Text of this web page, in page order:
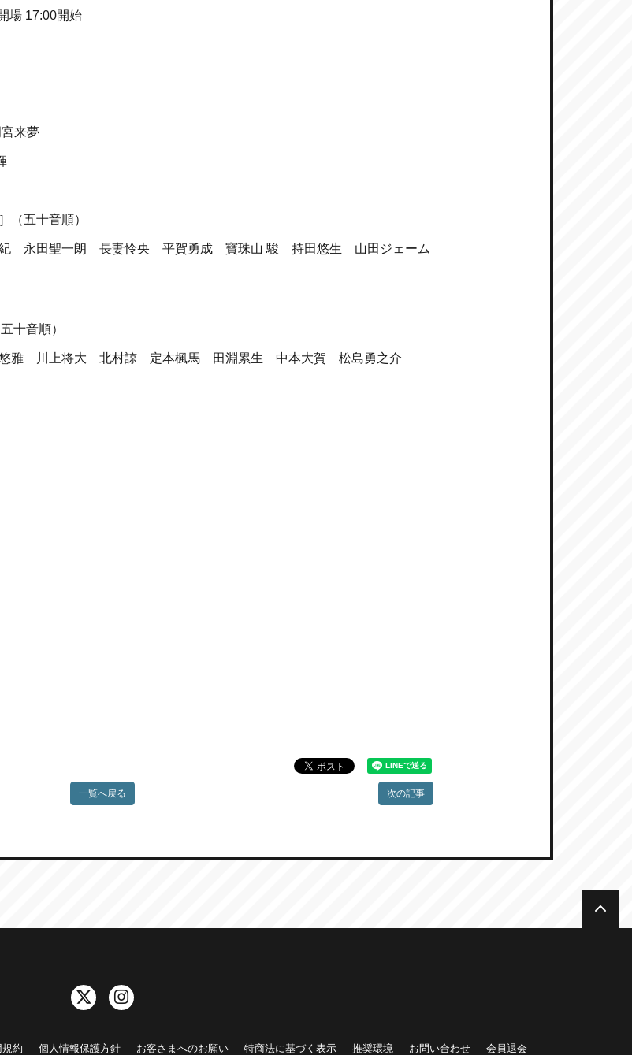
場 17:00開始
来夢
（五十音順）
永田聖一朗 長妻怜央 平賀勇成 寶珠山 駿 持田悠生 山田ジェーム
十音順）
雅 川上将大 北村諒 定本楓馬 田淵累生 中本大賀 松島勇之介
一覧へ戻る 次の記事
約 個人情報保護方針 お客さまへのお願い 特商法に基づく表示 推奨環境 お問い合わせ 会員退会